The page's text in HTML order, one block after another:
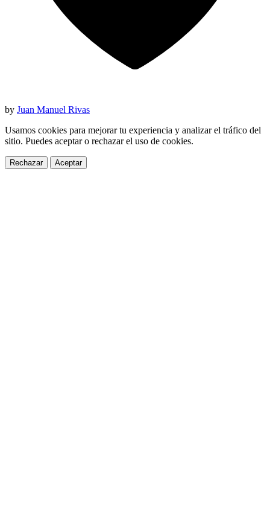
by Juan Manuel Rivas
Usamos cookies para mejorar tu experiencia y analizar el tráfico del
sitio. Puedes aceptar o rechazar el uso de cookies.
Rechazar Aceptar